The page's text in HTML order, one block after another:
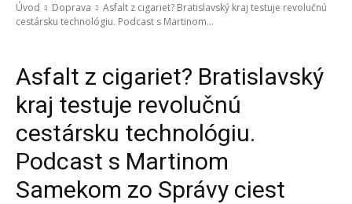
Úvod Doprava
Asfalt z cigariet? Bratislavský kraj testuje revolučnú
cestársku technológiu. Podcast s Martinom...
Asfalt z cigariet? Bratislavský
kraj testuje revolučnú
cestársku technológiu.
Podcast s Martinom
Samekom zo Správy ciest